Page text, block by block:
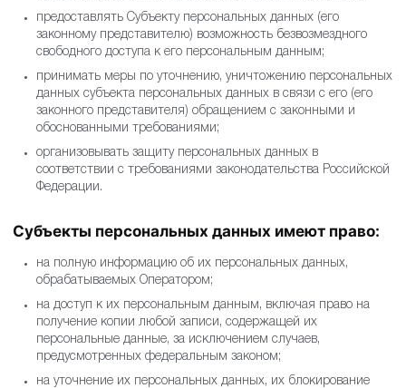
предоставлять Субъекту персональных данных (его
законному представителю) возможность безвозмездного
свободного доступа к его персональным данным;
принимать меры по уточнению, уничтожению персональных
данных субъекта персональных данных в связи с его (его
законного представителя) обращением с законными и
обоснованными требованиями;
организовывать защиту персональных данных в
соответствии с требованиями законодательства Российской
Федерации.
Субъекты персональных данных имеют право:
на полную информацию об их персональных данных,
обрабатываемых Оператором;
на доступ к их персональным данным, включая право на
получение копии любой записи, содержащей их
персональные данные, за исключением случаев,
предусмотренных федеральным законом;
на уточнение их персональных данных, их блокирование